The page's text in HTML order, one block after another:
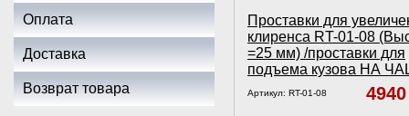
Оплата
Доставка
Возврат товара
Проставки для
клиренса RT-01-08
=25 мм) /проставки для
подъема кузова НА
Артикул: RT-01-08